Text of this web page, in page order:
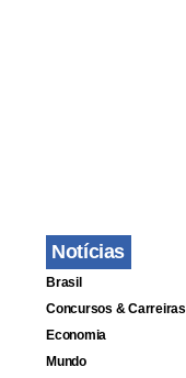
Notícias
Brasil
Concursos & Carreiras
Economia
Mundo